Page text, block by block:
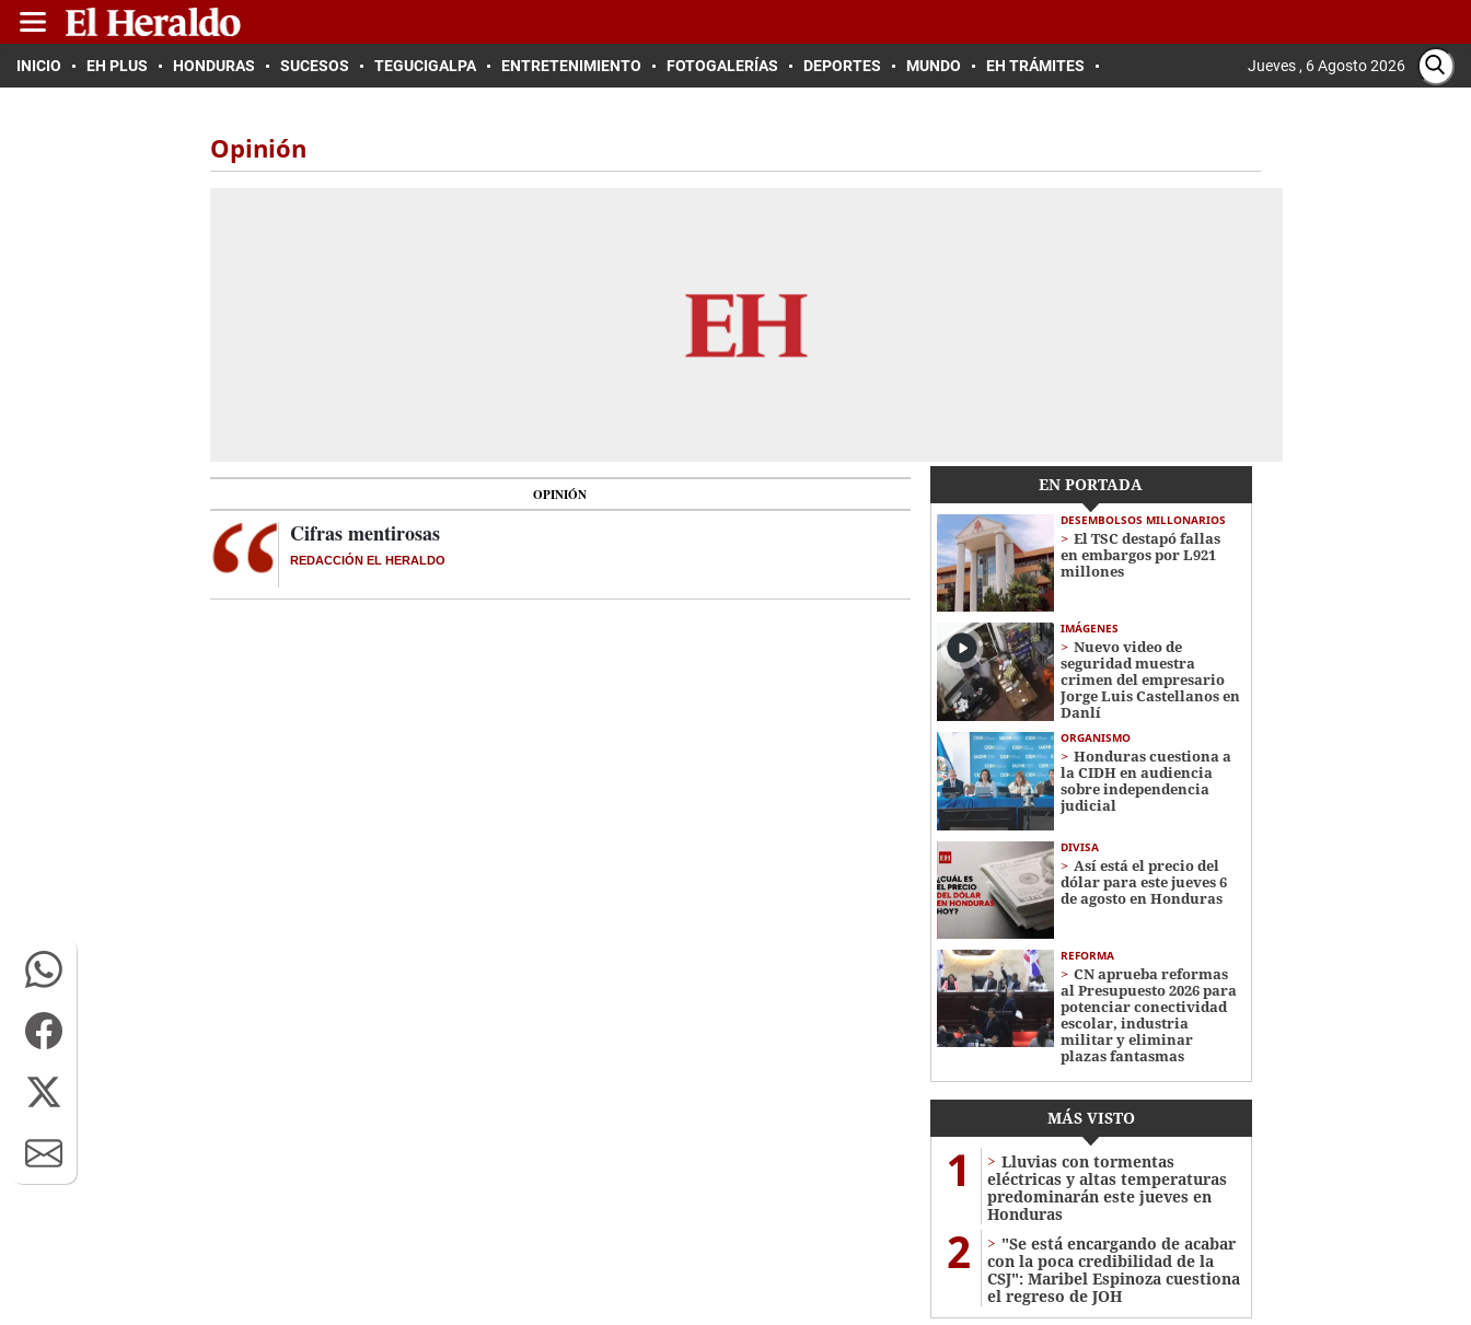
INICIO EH PLUS HONDURAS SUCESOS TEGUCIGALPA ENTRETENIMIENTO FOTOGALERÍAS DEPORTES MUNDO EH TRÁMITES Jueves , 6 Agosto 2026
Opinión
OPINIÓN
Cifras mentirosas
REDACCIÓN EL HERALDO
EN PORTADA
DESEMBOLSOS MILLONARIOS
El TSC destapó fallas
en embargos por L921
millones
IMÁGENES
Nuevo video de
seguridad muestra
crimen del empresario
Jorge Luis Castellanos en
Danlí
ORGANISMO
Honduras cuestiona a
la CIDH en audiencia
sobre independencia
judicial
DIVISA
Así está el precio del
dólar para este jueves 6
de agosto en Honduras
REFORMA
CN aprueba reformas
al Presupuesto 2026 para
potenciar conectividad
escolar, industria
militar y eliminar
plazas fantasmas
MÁS VISTO
1
Lluvias con tormentas
eléctricas y altas temperaturas
predominarán este jueves en
Honduras
2
"Se está encargando de acabar
con la poca credibilidad de la
CSJ": Maribel Espinoza cuestiona
el regreso de JOH